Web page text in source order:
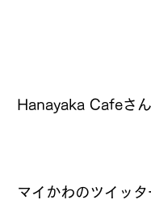
Hanayaka Cafeさ
マイかわのツイッ